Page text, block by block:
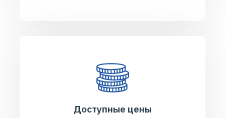
Доступные цены